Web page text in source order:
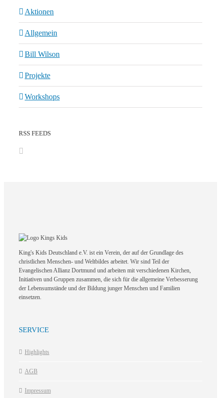
Aktionen
Allgemein
Bill Wilson
Projekte
Workshops
RSS FEEDS
King's Kids Deutschland e.V. ist ein Verein, der auf der Grundlage des
christlichen Menschen- und Weltbildes arbeitet. Wir sind Teil der
Evangelischen Allianz Dortmund und arbeiten mit verschiedenen Kirchen,
Initiativen und Gruppen zusammen, die sich für die allgemeine Verbesserung
der Lebensumstände und der Bildung junger Menschen und Familien
einsetzen.
SERVICE
Highlights
AGB
Impressum